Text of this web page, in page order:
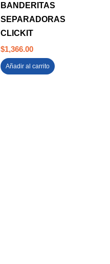
BANDERITAS
SEPARADORAS
CLICKIT
$1,366.00
Añadir al carrito